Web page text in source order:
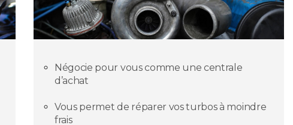
Négocie pour vous comme une centrale
d’achat
Vous permet de réparer vos turbos à moindre
frais